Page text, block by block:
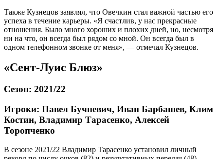
Также Кузнецов заявлял, что Овечкин стал важной частью его
успеха в течение карьеры. «Я счастлив, у нас прекрасные
отношения. Было много хороших и плохих дней, но, несмотря
ни на что, он всегда был рядом со мной. Он всегда был в
одном телефонном звонке от меня», — отмечал Кузнецов.
«Сент-Луис Блюз»
Сезон: 2021/22
Игроки: Павел Бучневич, Иван Барбашев, Клим
Костин, Владимир Тарасенко, Алексей
Торопченко
В сезоне 2021/22 Владимир Тарасенко установил личный